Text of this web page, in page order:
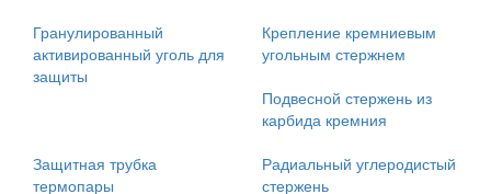
Гранулированный
активированный уголь для
защиты
Крепление кремниевым
угольным стержнем
Подвесной стержень из
карбида кремния
Защитная трубка
термопары
Радиальный углеродистый
стержень